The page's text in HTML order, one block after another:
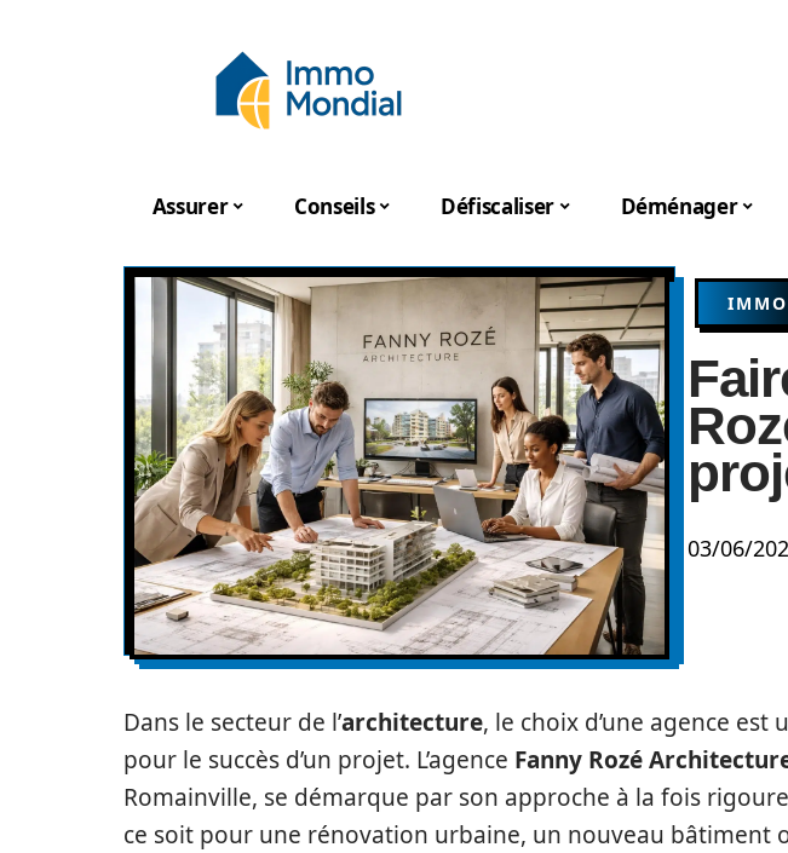
Assurer Conseils Défiscaliser Déménager
IMMO
03/06/
Dans le secteur de l’architecture, le choix d’une agence
pour le succès d’un projet. L’agence Fanny Rozé
Romainville, se démarque par son approche à la fois
ce soit pour une rénovation urbaine, un nouveau bâtiment